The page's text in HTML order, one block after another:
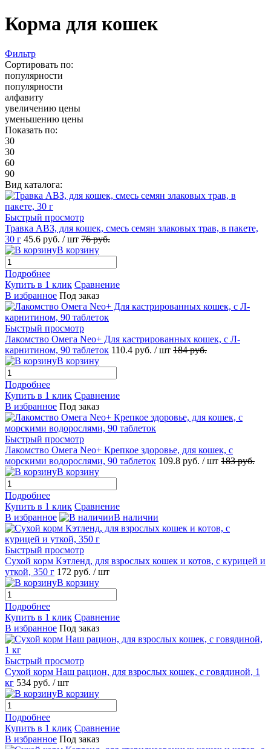
Корма для кошек
Фильтр
Сортировать по:
популярности
популярности
алфавиту
увеличению цены
уменьшению цены
Показать по:
30
30
60
90
Вид каталога:
Быстрый просмотр
Травка АВЗ, для кошек, смесь семян злаковых трав, в пакете,
30 г 45.6 руб. / шт 76руб.
В корзину
Подробнее
Купить в 1 клик Сравнение
В избранное Под заказ
Быстрый просмотр
Лакомство Омега Neo+ Для кастрированных кошек, с Л-
карнитином, 90 таблеток 110.4 руб. / шт 184руб.
В корзину
Подробнее
Купить в 1 клик Сравнение
В избранное Под заказ
Быстрый просмотр
Лакомство Омега Neo+ Крепкое здоровье, для кошек, с
морскими водорослями, 90 таблеток 109.8 руб. / шт 183руб.
В корзину
Подробнее
Купить в 1 клик Сравнение
В избранное
В наличии
Быстрый просмотр
Сухой корм Кэтленд, для взрослых кошек и котов, с курицей и
уткой, 350 г 172 руб. / шт
В корзину
Подробнее
Купить в 1 клик Сравнение
В избранное Под заказ
Быстрый просмотр
Сухой корм Наш рацион, для взрослых кошек, с говядиной, 1
кг 534 руб. / шт
В корзину
Подробнее
Купить в 1 клик Сравнение
В избранное Под заказ